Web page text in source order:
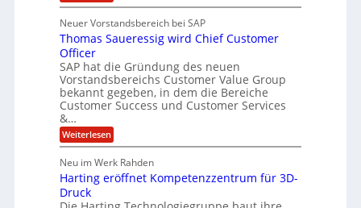
t
J
u
i
a
H
u
b
e
r
h
l
C
T
O
V
P
S
l
e
s
E
y
y
s
e
m
S
t
e
l
a
i
n
V
A
l
f
r
O
n
e
G
o
u
p
ü
b
e
Neuer Vorstandsbereich bei SAP
Thomas Saueressig wird Chief Customer
Officer
SAP hat die Gründung des neuen
Vorstandsbereichs Customer Value Group
bekannt gegeben, in dem die Bereiche
Customer Success und Customer Services
&…
Weiterlesen:
T
o
m
Neu im Werk Rahden
Harting eröffnet Kompetenzzentrum für 3D-
Druck